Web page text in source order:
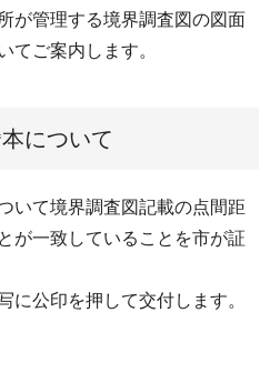
が管理する境界調査図の図面
てご案内します。
について
いて境界調査図記載の点間距
が一致していることを市が証
に公印を押して交付します。